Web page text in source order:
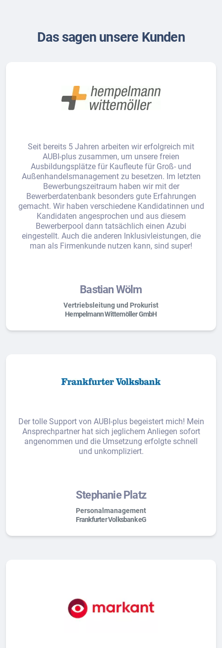
Das sagen unsere Kunden
Seit bereits 5 Jahren arbeiten wir erfolgreich mit
AUBI-plus zusammen, um unsere freien
Ausbildungsplätze für Kaufleute für Groß- und
Außenhandelsmanagement zu besetzen. Im letzten
Bewerbungszeitraum haben wir mit der
Bewerberdatenbank besonders gute Erfahrungen
gemacht. Wir haben verschiedene Kandidatinnen und
Kandidaten angesprochen und aus diesem
Bewerberpool dann tatsächlich einen Azubi
eingestellt. Auch die anderen Inklusivleistungen, die
man als Firmenkunde nutzen kann, sind super!
Bastian Wölm
Vertriebsleitung und Prokurist
Hempelmann Wittemöller GmbH
Der tolle Support von AUBI-plus begeistert mich! Mein
Ansprechpartner hat sich jeglichem Anliegen sofort
angenommen und die Umsetzung erfolgte schnell
und unkompliziert.
Stephanie Platz
Personalmanagement
Frankfurter Volksbank eG